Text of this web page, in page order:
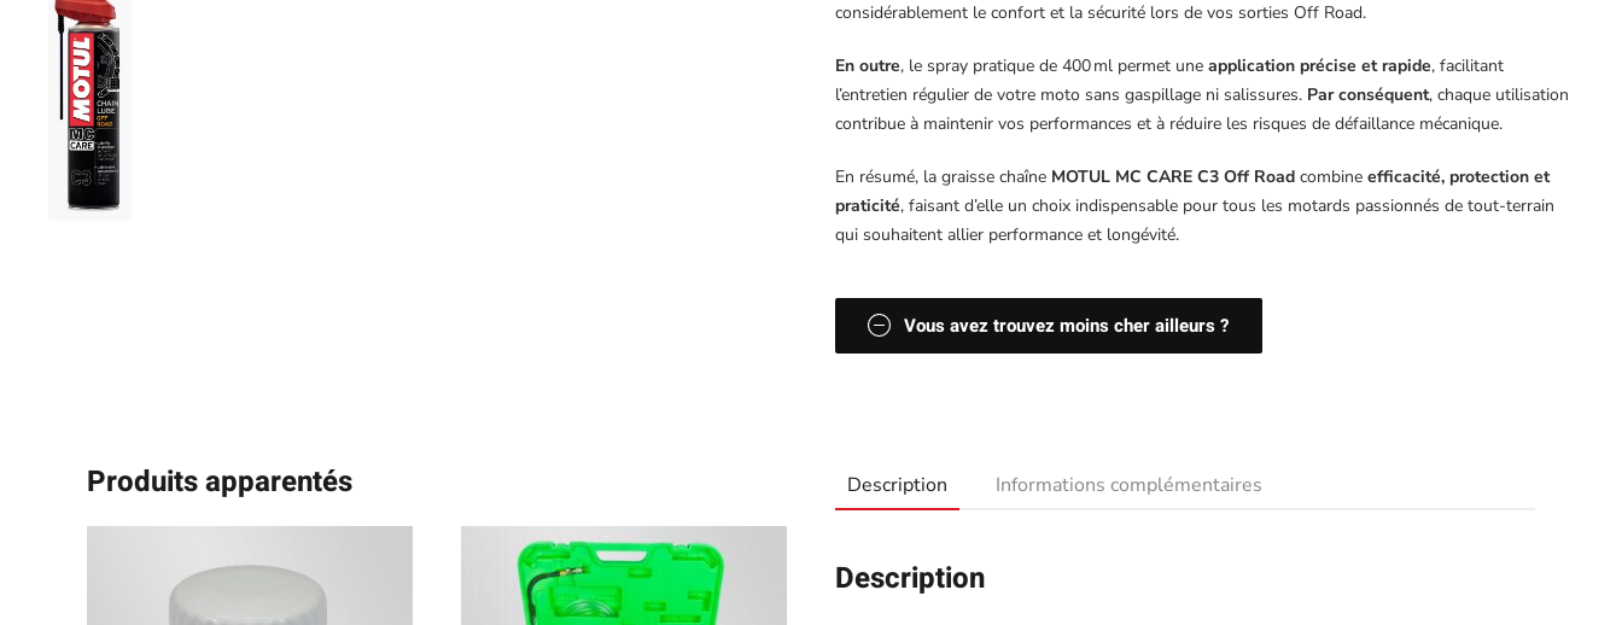
considérablement le confort et la sécurité lors de vos sorties Off Road.
En outre, le spray pratique de 400 ml permet une application précise et rapide, facilitant
l’entretien régulier de votre moto sans gaspillage ni salissures. Par conséquent, chaque utilisation
contribue à maintenir vos performances et à réduire les risques de défaillance mécanique.
En résumé, la graisse chaîne MOTUL MC CARE C3 Off Road combine efficacité, protection et
praticité, faisant d’elle un choix indispensable pour tous les motards passionnés de tout-terrain
qui souhaitent allier performance et longévité.
Vous avez trouvez moins cher ailleurs ?
Produits apparentés Description Informations complémentaires
Description